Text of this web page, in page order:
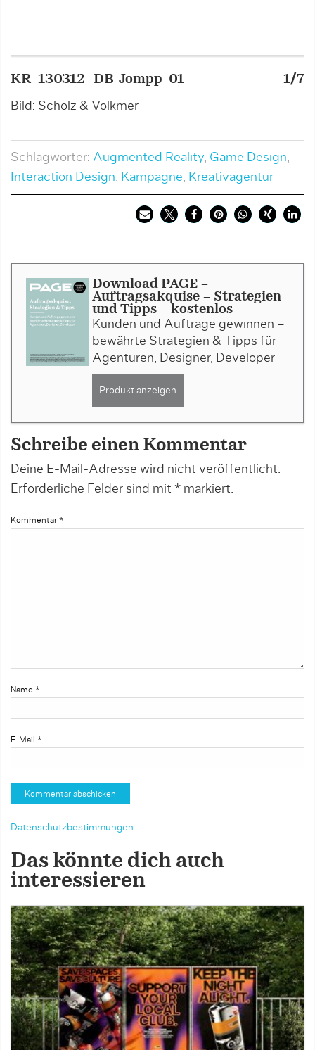
KR_130312_DB-Jompp_01
Bild: Scholz & Volkmer
1/7
Schlagwörter: Augmented Reality Game Design
Interaction Design
Kampagne Kreativagentur
Download PAGE -
Auftragsakquise - Strategien
und Tipps - kostenlos
Kunden und Aufträge gewinnen –
bewährte Strategien & Tipps für
Agenturen, Designer, Developer
Produkt anzeigen
Schreibe einen Kommentar
Deine E-Mail-Adresse wird nicht veröffentlicht.
Erforderliche Felder sind mit * markiert.
Kommentar *
Name *
E-Mail *
Datenschutzbestimmungen
Das könnte dich auch
interessieren